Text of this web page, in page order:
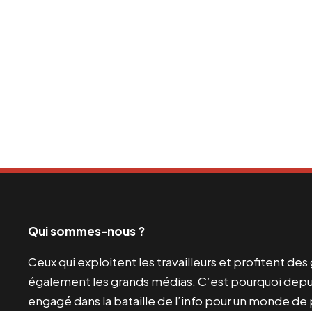
Qui sommes-nous ?
Ceux qui exploitent les travailleurs et profitent des
également les grands médias. C’est pourquoi
engagé dans la bataille de l’info pour un monde